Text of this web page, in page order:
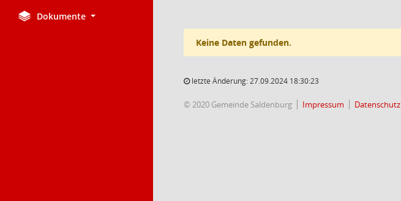
Dokumente
Keine Daten gefunden.
letzte Änderung: 27.09.2024 18:30:23
© 2020 Gemeinde Saldenburg Impressum Datenschutz